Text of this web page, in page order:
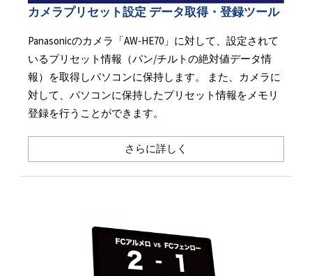
カメラプリセット設定 データ取得・登録ツール
Panasonicのカメラ「AW-HE70」に対して、設定されて
いるプリセット情報（パン/チルトの絶対値データ情
報）を取得しパソコンに保持します。 また、カメラに
対して、パソコンに保持したプリセット情報をメモリ
登録を行うことができます。
さらに詳しく